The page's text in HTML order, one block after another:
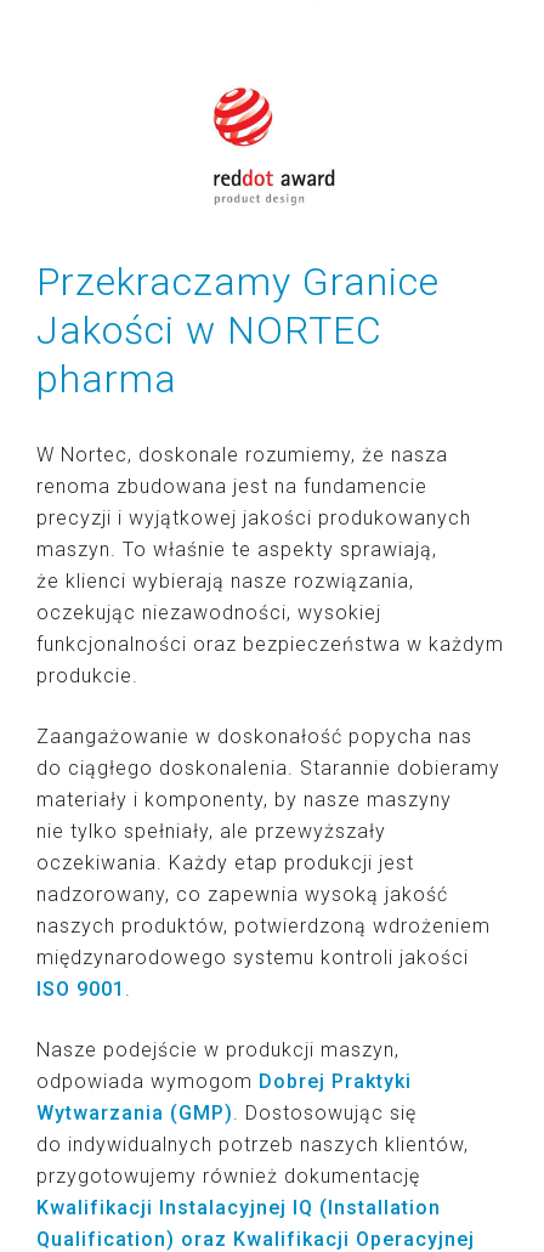
Przekraczamy Granice
Jakości w NORTEC
pharma
W Nortec, doskonale rozumiemy, że nasza
renoma zbudowana jest na fundamencie
precyzji i wyjątkowej jakości produkowanych
maszyn. To właśnie te aspekty sprawiają,
że klienci wybierają nasze rozwiązania,
oczekując niezawodności, wysokiej
funkcjonalności oraz bezpieczeństwa w każdym
produkcie.
Zaangażowanie w doskonałość popycha nas
do ciągłego doskonalenia. Starannie dobieramy
materiały i komponenty, by nasze maszyny
nie tylko spełniały, ale przewyższały
oczekiwania. Każdy etap produkcji jest
nadzorowany, co zapewnia wysoką jakość
naszych produktów, potwierdzoną wdrożeniem
międzynarodowego systemu kontroli jakości
ISO 9001 .
Nasze podejście w produkcji maszyn,
odpowiada wymogom Dobrej Praktyki
Wytwarzania (GMP). Dostosowując się
do indywidualnych potrzeb naszych klientów,
przygotowujemy również dokumentację
Kwalifikacji Instalacyjnej IQ (Installation
Qualification) oraz Kwalifikacji Operacyjnej